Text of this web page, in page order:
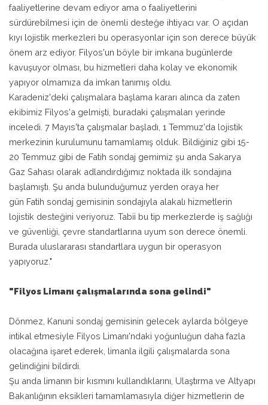
faaliyetlerine devam ediyor ama o faaliyetlerini
sürdürebilmesi için de önemli desteğe ihtiyacı var. O açıdan
kıyı lojistik merkezleri bu operasyonlar için son derece büyük
önem arz ediyor. Filyos'un böyle bir imkana bugünlerde
kavuşuyor olması, bu hizmetleri daha kolay ve ekonomik
yapıyor olmamıza da imkan tanımış oldu.
Karadeniz'deki çalışmalara başlama kararı alınca da zaten
ekibimiz Filyos'a gelmişti, buradaki çalışmaları yerinde
inceledi. 7 Mayıs'ta çalışmalar başladı, 1 Temmuz'da lojistik
merkezinin kurulumunu tamamlamış olduk. Bildiğiniz gibi 15-
20 Temmuz gibi de Fatih sondaj gemimiz şu anda Sakarya
Gaz Sahası olarak adlandırdığımız noktada ilk sondajına
başlamıştı. Şu anda bulunduğumuz yerden oraya her
gün Fatih sondaj gemisinin sondajıyla alakalı hizmetlerin
lojistik desteğini veriyoruz. Tabii bu tip merkezlerde iş sağlığı
ve güvenliği, çevre standartlarına uyum son derece önemli.
Burada uluslararası standartlara uygun bir operasyon
yapıyoruz."
"Filyos Limanı çalışmalarında sona gelindi"
Dönmez, Kanuni sondaj gemisinin gelecek aylarda bölgeye
intikal etmesiyle Filyos Limanı'ndaki yoğunluğun daha fazla
olacağına işaret ederek, limanla ilgili çalışmalarda sona
gelindiğini bildirdi.
Şu anda limanın bir kısmını kullandıklarını, Ulaştırma ve Altyapı
Bakanlığının eksikleri tamamlamasıyla diğer hizmetlerin de